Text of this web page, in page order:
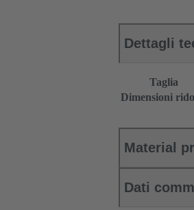
Dettagli
Taglia
Dimensioni
Material
Dati